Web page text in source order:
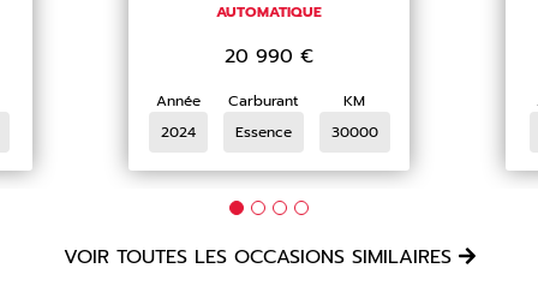
AUTOMATIQUE
20 990 €
Année
2024
Carburant
Essence
KM
30000
VOIR TOUTES LES OCCASIONS SIMILAIRES